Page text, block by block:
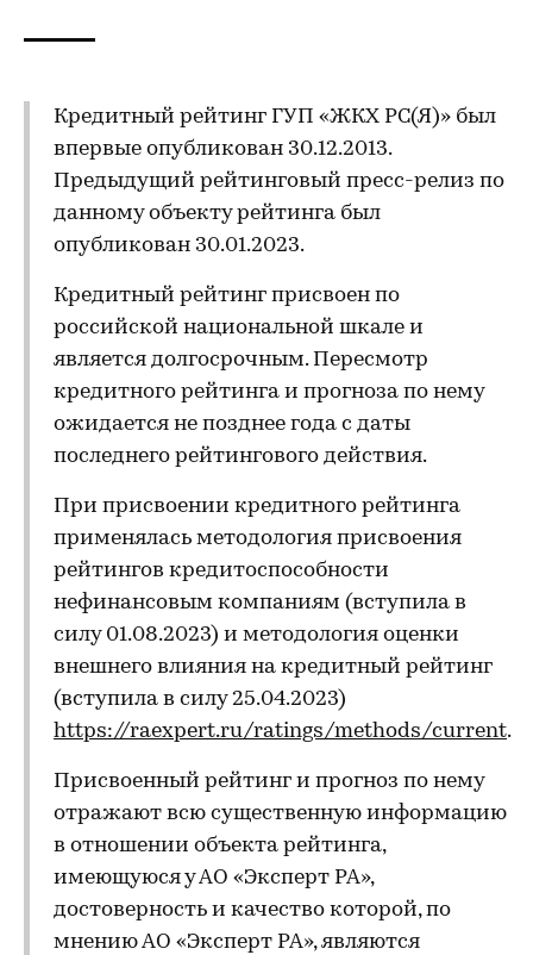
Кредитный рейтинг ГУП «ЖКХ РС(Я)» был
впервые опубликован 30.12.2013.
Предыдущий рейтинговый пресс-релиз по
данному объекту рейтинга был
опубликован 30.01.2023.
Кредитный рейтинг присвоен по
российской национальной шкале и
является долгосрочным. Пересмотр
кредитного рейтинга и прогноза по нему
ожидается не позднее года с даты
последнего рейтингового действия.
При присвоении кредитного рейтинга
применялась методология присвоения
рейтингов кредитоспособности
нефинансовым компаниям (вступила в
силу 01.08.2023) и методология оценки
внешнего влияния на кредитный рейтинг
(вступила в силу 25.04.2023)
https://raexpert.ru/ratings/methods/current.
Присвоенный рейтинг и прогноз по нему
отражают всю существенную информацию
в отношении объекта рейтинга,
имеющуюся у АО «Эксперт РА»,
достоверность и качество которой, по
мнению АО «Эксперт РА», являются